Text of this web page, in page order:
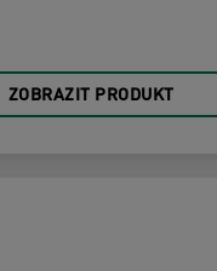
ZOBRAZIT PRODUKT